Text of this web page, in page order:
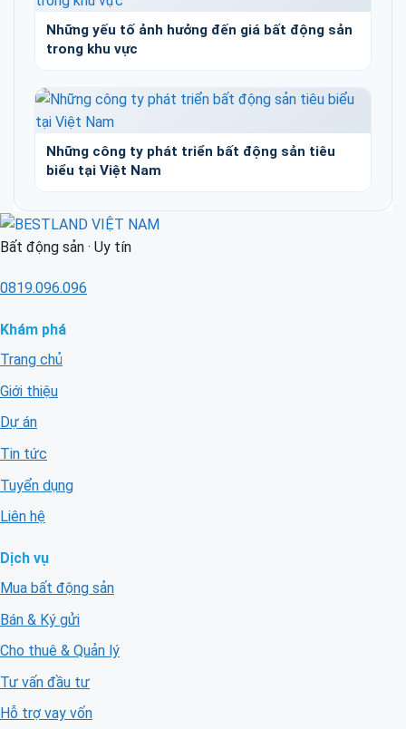
Những yếu tố ảnh hưởng đến giá bất động sản
trong khu vực
Những công ty phát triển bất động sản tiêu
biểu tại Việt Nam
Bất động sản · Uy tín
0819.096.096
Khám phá
Trang chủ
Giới thiệu
Dự án
Tin tức
Tuyển dụng
Liên hệ
Dịch vụ
Mua bất động sản
Bán & Ký gửi
Cho thuê & Quản lý
Tư vấn đầu tư
Hỗ trợ vay vốn